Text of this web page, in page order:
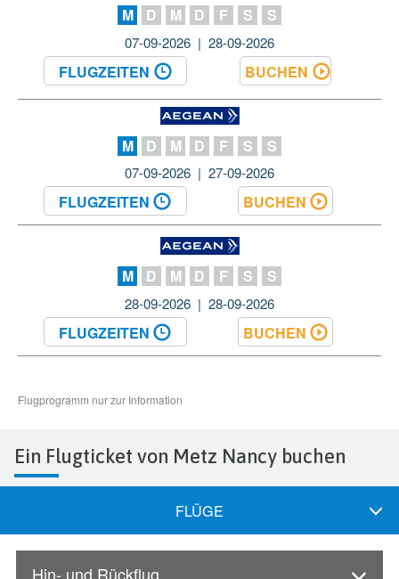
Ein Flugticket von Metz Nancy buchen